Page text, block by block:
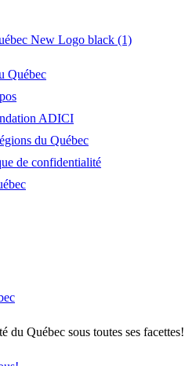
Québec
ADICI
du Québec
de confidentialité
du Québec sous toutes ses facettes!